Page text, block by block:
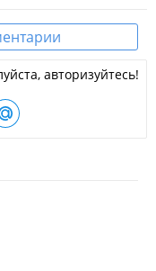
авторизуйтесь!